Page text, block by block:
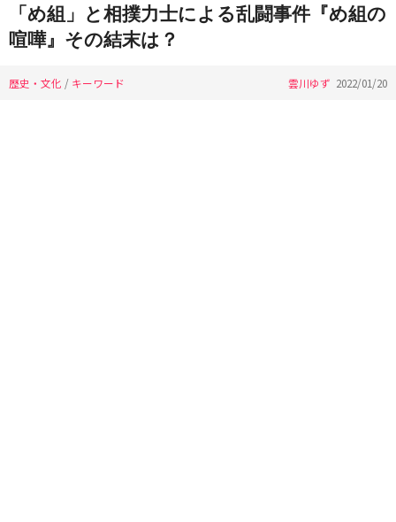
「め組」と相撲力士による乱闘事件『め組の
喧嘩』その結末は？
歴史・文化 / キーワード 雲川ゆず 2022/01/20